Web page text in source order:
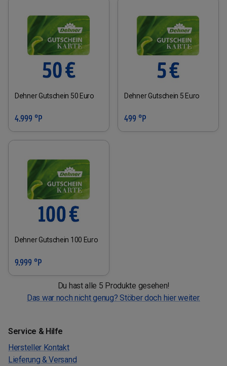
Dehner Gutschein 50 Euro
4.999 °P
Dehner Gutschein 5 Euro
499 °P
Dehner Gutschein 100 Euro
9.999 °P
Du hast alle 5 Produkte gesehen!
Das war noch nicht genug? Stöber doch hier weiter.
Service & Hilfe
Hersteller Kontakt
Lieferung & Versand